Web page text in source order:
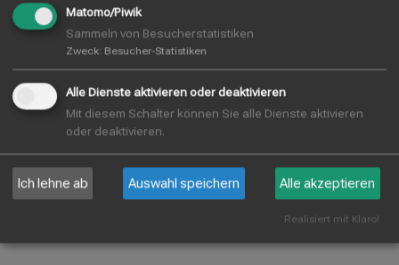
Viridi RE GmbH Anlagenbauer
Viridi RE GmbH Anlagenbauer www.viridi.de
Zeltwanger
Automation
GmbH
Prüftechnologien
Matomo/Piwik
Sammeln von Besucherstatistiken
Zweck: Besucher-Statistiken
Alle Dienste aktivieren oder deaktivieren
Mit diesem Schalter können Sie alle Dienste aktivieren
oder deaktivieren.
Ich lehne ab Auswahl speichern Alle akzeptieren
Realisiert mit Klaro!